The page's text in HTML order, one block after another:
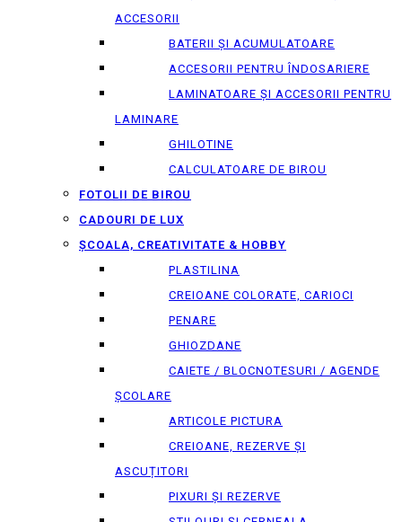
ACCESORII
BATERII ȘI ACUMULATOARE
ACCESORII PENTRU ÎNDOSARIERE
LAMINATOARE ȘI ACCESORII PENTRU
LAMINARE
GHILOTINE
CALCULATOARE DE BIROU
FOTOLII DE BIROU
CADOURI DE LUX
ȘCOALA, CREATIVITATE & HOBBY
PLASTILINA
CREIOANE COLORATE, CARIOCI
PENARE
GHIOZDANE
CAIETE / BLOCNOTESURI / AGENDE
ȘCOLARE
ARTICOLE PICTURA
CREIOANE, REZERVE ȘI
ASCUȚITORI
PIXURI ȘI REZERVE